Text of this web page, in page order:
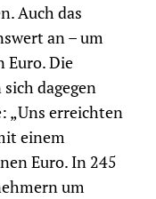
Auch das
an – um
Euro. Die
dagegen
„Uns erreichten
einem
Euro. In 245
um